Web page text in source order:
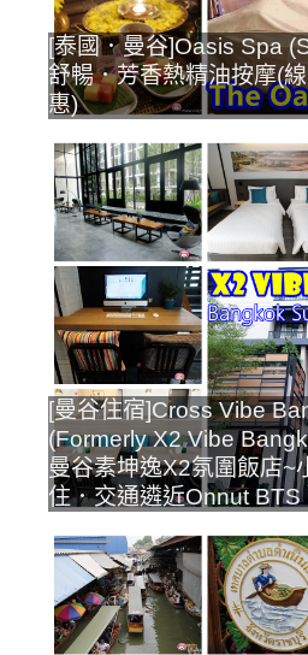
[泰國．曼谷]Oasis Spa
舒暢．芳香熱精油按摩(
惠)
[曼谷住宿]Cross Vibe
(Formerly X2 Vibe
曼谷素坤逸X2氛圍飯店~
住．交通遴近Onnut BTS